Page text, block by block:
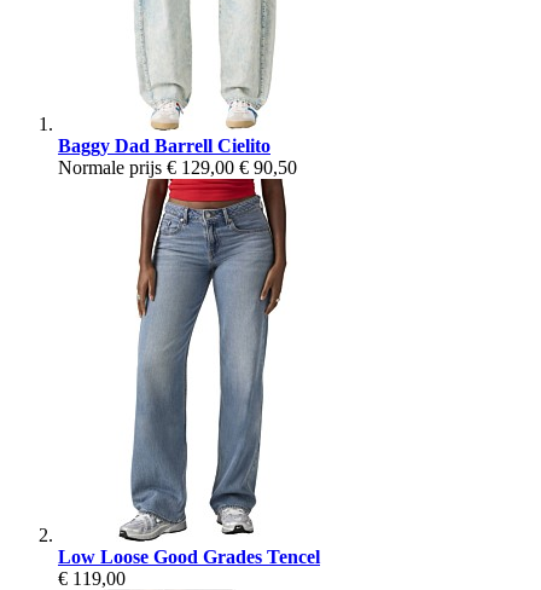
Baggy Dad Barrell Cielito
Normale prijs € 129,00 € 90,50
Low Loose Good Grades Tencel
€ 119,00